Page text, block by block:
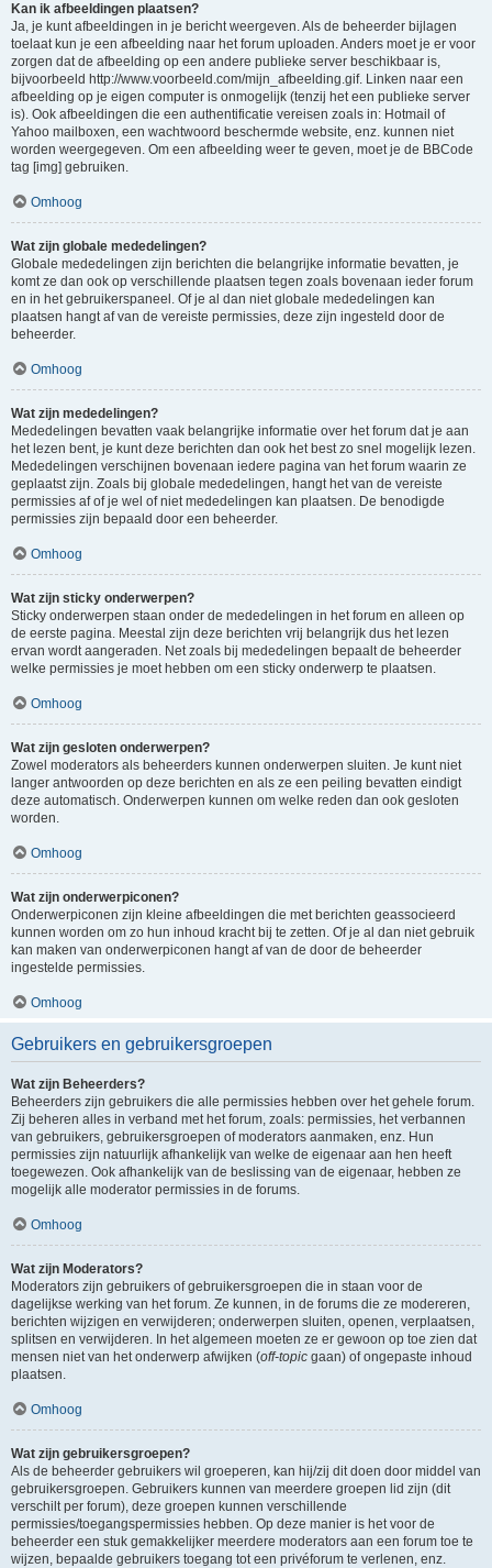
Kan ik afbeeldingen plaatsen?
Ja, je kunt afbeeldingen in je bericht weergeven. Als de beheerder bijlagen
toelaat kun je een afbeelding naar het forum uploaden. Anders moet je er voor
zorgen dat de afbeelding op een andere publieke server beschikbaar is,
bijvoorbeeld http://www.voorbeeld.com/mijn_afbeelding.gif. Linken naar een
afbeelding op je eigen computer is onmogelijk (tenzij het een publieke server
is). Ook afbeeldingen die een authentificatie vereisen zoals in: Hotmail of
Yahoo mailboxen, een wachtwoord beschermde website, enz. kunnen niet
worden weergegeven. Om een afbeelding weer te geven, moet je de BBCode
tag [img] gebruiken.
Omhoog
Wat zijn globale mededelingen?
Globale mededelingen zijn berichten die belangrijke informatie bevatten, je
komt ze dan ook op verschillende plaatsen tegen zoals bovenaan ieder forum
en in het gebruikerspaneel. Of je al dan niet globale mededelingen kan
plaatsen hangt af van de vereiste permissies, deze zijn ingesteld door de
beheerder.
Omhoog
Wat zijn mededelingen?
Mededelingen bevatten vaak belangrijke informatie over het forum dat je aan
het lezen bent, je kunt deze berichten dan ook het best zo snel mogelijk lezen.
Mededelingen verschijnen bovenaan iedere pagina van het forum waarin ze
geplaatst zijn. Zoals bij globale mededelingen, hangt het van de vereiste
permissies af of je wel of niet mededelingen kan plaatsen. De benodigde
permissies zijn bepaald door een beheerder.
Omhoog
Wat zijn sticky onderwerpen?
Sticky onderwerpen staan onder de mededelingen in het forum en alleen op
de eerste pagina. Meestal zijn deze berichten vrij belangrijk dus het lezen
ervan wordt aangeraden. Net zoals bij mededelingen bepaalt de beheerder
welke permissies je moet hebben om een sticky onderwerp te plaatsen.
Omhoog
Wat zijn gesloten onderwerpen?
Zowel moderators als beheerders kunnen onderwerpen sluiten. Je kunt niet
langer antwoorden op deze berichten en als ze een peiling bevatten eindigt
deze automatisch. Onderwerpen kunnen om welke reden dan ook gesloten
worden.
Omhoog
Wat zijn onderwerpiconen?
Onderwerpiconen zijn kleine afbeeldingen die met berichten geassocieerd
kunnen worden om zo hun inhoud kracht bij te zetten. Of je al dan niet gebruik
kan maken van onderwerpiconen hangt af van de door de beheerder
ingestelde permissies.
Omhoog
Gebruikers en gebruikersgroepen
Wat zijn Beheerders?
Beheerders zijn gebruikers die alle permissies hebben over het gehele forum.
Zij beheren alles in verband met het forum, zoals: permissies, het verbannen
van gebruikers, gebruikersgroepen of moderators aanmaken, enz. Hun
permissies zijn natuurlijk afhankelijk van welke de eigenaar aan hen heeft
toegewezen. Ook afhankelijk van de beslissing van de eigenaar, hebben ze
mogelijk alle moderator permissies in de forums.
Omhoog
Wat zijn Moderators?
Moderators zijn gebruikers of gebruikersgroepen die in staan voor de
dagelijkse werking van het forum. Ze kunnen, in de forums die ze modereren,
berichten wijzigen en verwijderen; onderwerpen sluiten, openen, verplaatsen,
splitsen en verwijderen. In het algemeen moeten ze er gewoon op toe zien dat
mensen niet van het onderwerp afwijken (off-topic gaan) of ongepaste inhoud
plaatsen.
Omhoog
Wat zijn gebruikersgroepen?
Als de beheerder gebruikers wil groeperen, kan hij/zij dit doen door middel van
gebruikersgroepen. Gebruikers kunnen van meerdere groepen lid zijn (dit
verschilt per forum), deze groepen kunnen verschillende
permissies/toegangspermissies hebben. Op deze manier is het voor de
beheerder een stuk gemakkelijker meerdere moderators aan een forum toe te
wijzen, bepaalde gebruikers toegang tot een privéforum te verlenen, enz.